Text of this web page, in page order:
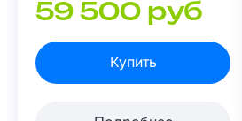
59 500 руб
Купить